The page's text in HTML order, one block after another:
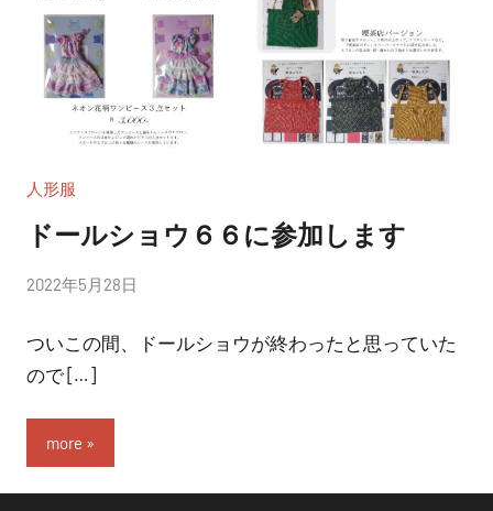
人形服
ドールショウ６６に参加します
投
者:
nitchom
2022年5月28日
ついこの間、ドールショウが終わったと思っていた
ので […]
more